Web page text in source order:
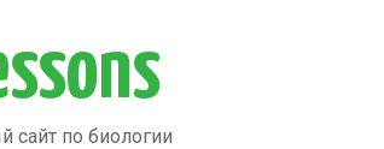
сайт по биологии